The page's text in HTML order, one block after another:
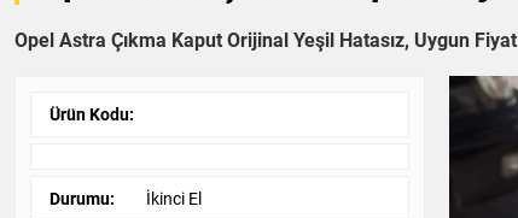
Opel Astra Çıkma Kaput Orijinal Yeşil Hatasız, Uygun
Ürün Kodu:
Durumu: İkinci El